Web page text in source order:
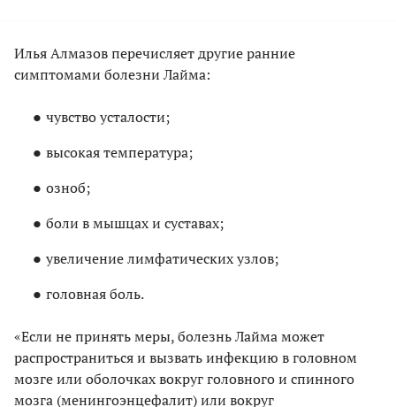
Илья Алмазов перечисляет другие ранние
симптомами болезни Лайма:
чувство усталости;
высокая температура;
озноб;
боли в мышцах и суставах;
увеличение лимфатических узлов;
головная боль.
«Если не принять меры, болезнь Лайма может
распространиться и вызвать инфекцию в головном
мозге или оболочках вокруг головного и спинного
мозга (менингоэнцефалит) или вокруг